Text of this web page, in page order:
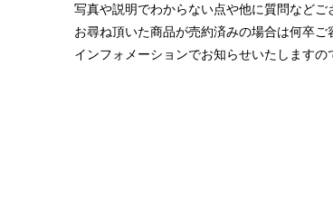
写真や説明でわからない点や他に質問など
お尋ね頂いた商品が売約済みの場合は何卒
インフォメーションでお知らせいたしますの